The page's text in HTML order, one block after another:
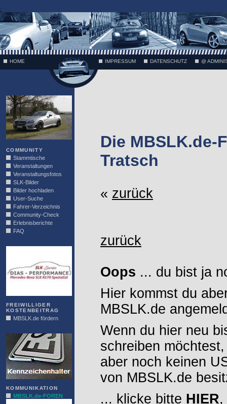
;
HOME IMPRESSUM DATENSCHUTZ @
COMMUNITY
Stammtische
Veranstaltungen
Veranstaltungsfotos
SLK-Bilder
Bilder hochladen
User-Suche
Fahrer-Verzeichnis
Community-Check
Erlebnisberichte
FAQ
FREIWILLIGER
KOSTENBEITRAG
MBSLK.de fördern
KOMMUNIKATION
MBSLK.de-FOREN
Die MBSLK.de-
Tratsch
« zurück
zurück
Oops ... du bist ja
Hier kommst du
MBSLK.de
Wenn du hier neu
schreiben möchtest,
aber noch keinen
von MBSLK.de
... klicke bitte HIER,